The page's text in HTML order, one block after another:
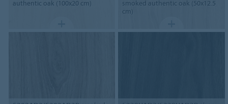
authentic oak (100x20 cm)
smoked authentic oak (50x12.5
cm)